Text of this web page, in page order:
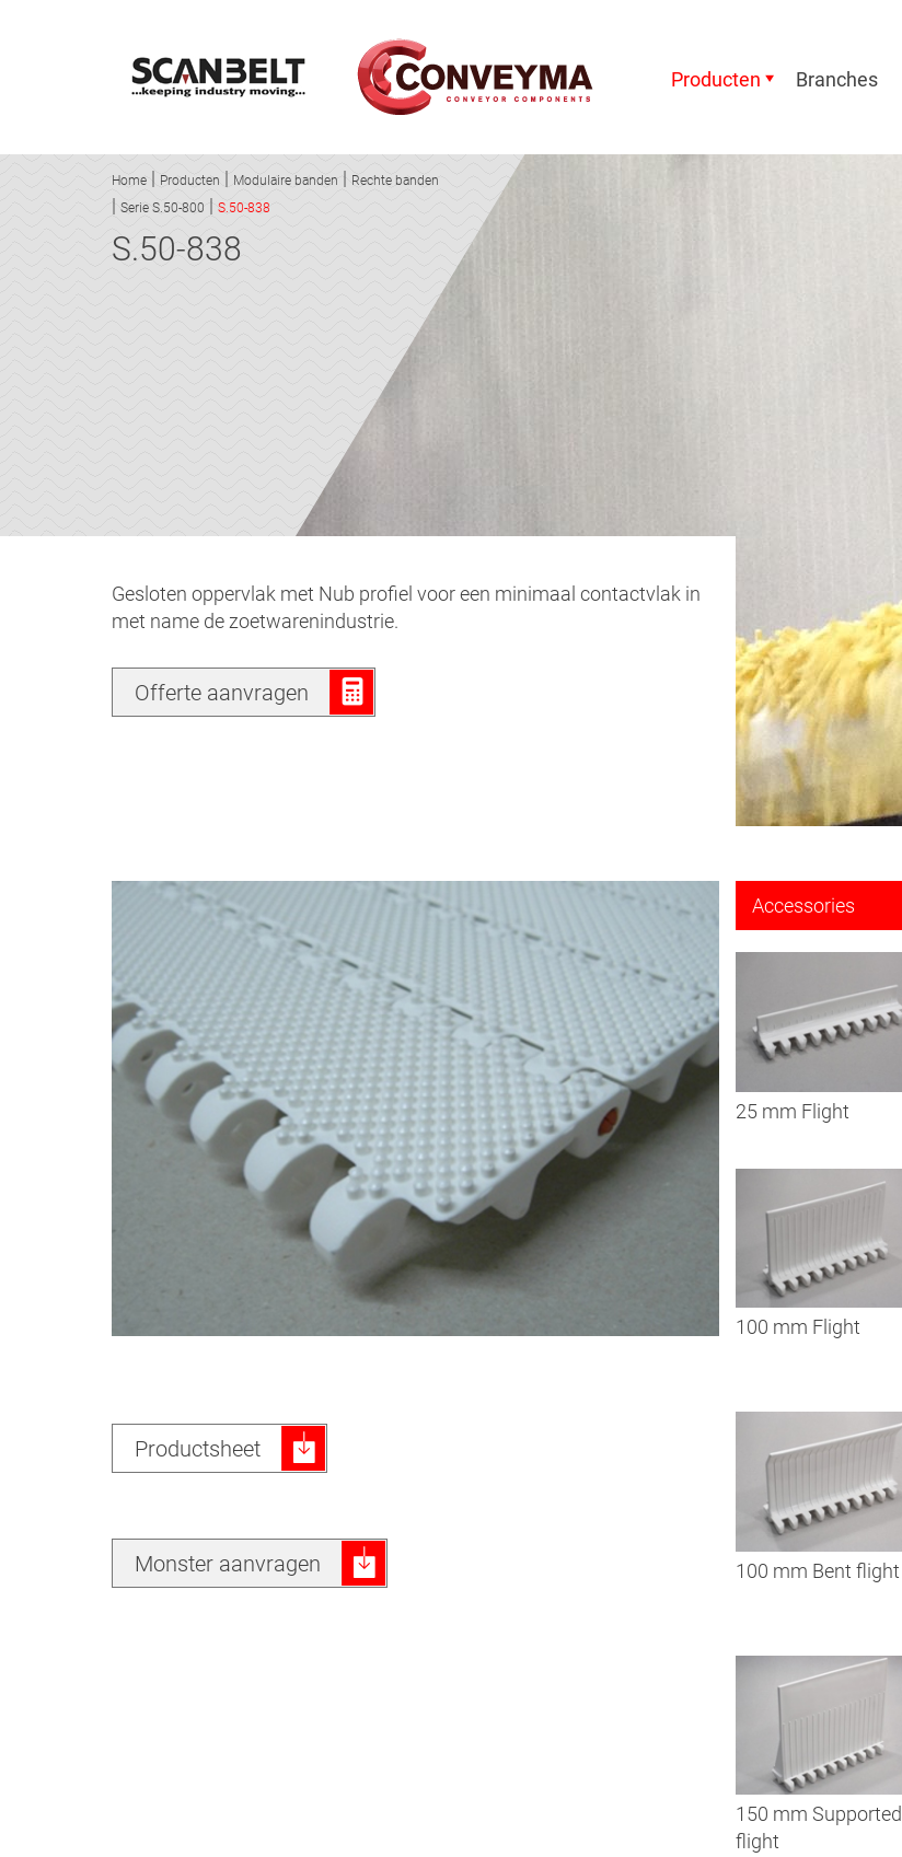
Producten Branches
Home Producten Modulaire banden
Rechte banden
Serie S.50-800
S.50-838
S.50-838
Gesloten oppervlak met Nub profiel voor een minimaal contactvlak in
met name de zoetwarenindustrie.
Offerte aanvragen
Productsheet
Monster aanvragen
Accessories
25 mm Flight
100 mm Flight
100 mm Bent flight
150 mm Supported
flight